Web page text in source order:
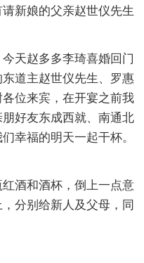
新娘的父亲赵世仪先生
天赵多多李琦喜婚回门
道主赵世仪先生、罗惠
位来宾，在开宴之前我
好友东成西就、南通北
幸福的明天一起干杯。
红酒和酒杯，倒上一点意
分别给新人及父母，同